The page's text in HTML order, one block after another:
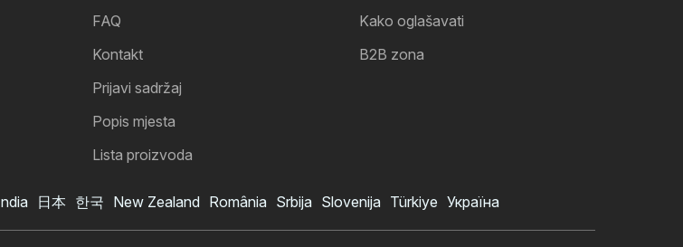
katalog
FAQ
Kontakt
Prijavi sadržaj
Popis mjesta
Lista proizvoda
Kako oglašavati
B2B zona
日本 한국 New Zealand România Srbija Slovenija Türkiye Україна